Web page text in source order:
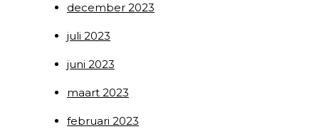
december 2023
juli 2023
juni 2023
maart 2023
februari 2023